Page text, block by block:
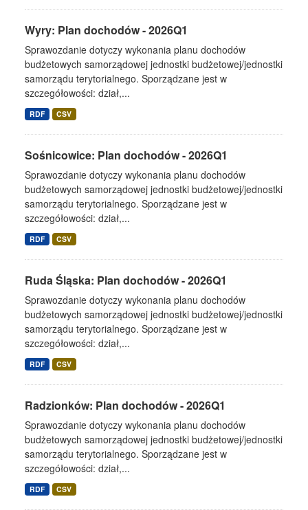
Wyry: Plan dochodów - 2026Q1
Sprawozdanie dotyczy wykonania planu dochodów
budżetowych samorządowej jednostki budżetowej/jednostki
samorządu terytorialnego. Sporządzane jest w
szczegółowości: dział,...
RDF CSV
Sośnicowice: Plan dochodów - 2026Q1
Sprawozdanie dotyczy wykonania planu dochodów
budżetowych samorządowej jednostki budżetowej/jednostki
samorządu terytorialnego. Sporządzane jest w
szczegółowości: dział,...
RDF CSV
Ruda Śląska: Plan dochodów - 2026Q1
Sprawozdanie dotyczy wykonania planu dochodów
budżetowych samorządowej jednostki budżetowej/jednostki
samorządu terytorialnego. Sporządzane jest w
szczegółowości: dział,...
RDF CSV
Radzionków: Plan dochodów - 2026Q1
Sprawozdanie dotyczy wykonania planu dochodów
budżetowych samorządowej jednostki budżetowej/jednostki
samorządu terytorialnego. Sporządzane jest w
szczegółowości: dział,...
RDF CSV